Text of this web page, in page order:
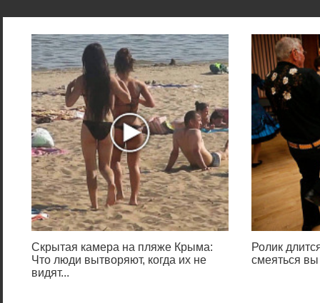
Скрытая камера на пляже Крыма:
Что люди вытворяют, когда их не
видят...
Ролик
смеяться вы